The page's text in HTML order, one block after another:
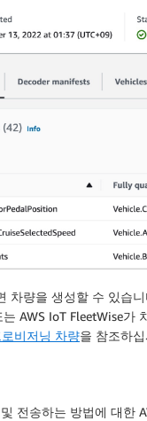
차량을 생성할 수 있습
AWS IoT FleetWise가
로비저닝 차량을 참조하
전송하는 방법에 대한